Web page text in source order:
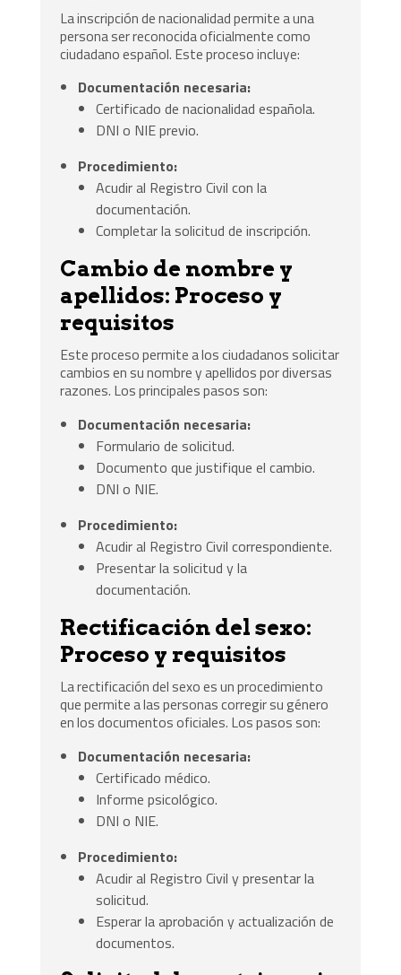
La inscripción de nacionalidad permite a una
persona ser reconocida oficialmente como
ciudadano español. Este proceso incluye:
Documentación necesaria:
Certificado de nacionalidad española.
DNI o NIE previo.
Procedimiento:
Acudir al Registro Civil con la
documentación.
Completar la solicitud de inscripción.
Cambio de nombre y
apellidos: Proceso y
requisitos
Este proceso permite a los ciudadanos solicitar
cambios en su nombre y apellidos por diversas
razones. Los principales pasos son:
Documentación necesaria:
Formulario de solicitud.
Documento que justifique el cambio.
DNI o NIE.
Procedimiento:
Acudir al Registro Civil correspondiente.
Presentar la solicitud y la
documentación.
Rectificación del sexo:
Proceso y requisitos
La rectificación del sexo es un procedimiento
que permite a las personas corregir su género
en los documentos oficiales. Los pasos son:
Documentación necesaria:
Certificado médico.
Informe psicológico.
DNI o NIE.
Procedimiento:
Acudir al Registro Civil y presentar la
solicitud.
Esperar la aprobación y actualización de
documentos.